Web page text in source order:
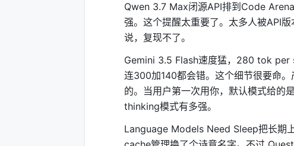
Qwen 3.7 Max闭源API排到Code
强。这个提醒太重要了。太多人被API
说，复现不了。
Gemini 3.5 Flash速度猛，280 tok per
连300加140都会错。这个细节很要命
的。当用户第一次用你，默认模式给的
thinking模式有多强。
Language Models Need Sleep把长期